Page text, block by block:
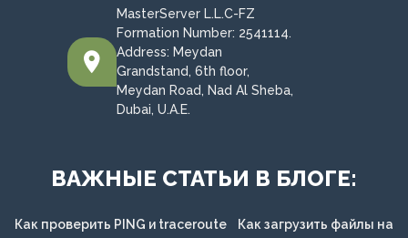
MasterServer L.L.C-FZ
Formation Number: 2541114.
Address: Meydan
Grandstand, 6th floor,
Meydan Road, Nad Al Sheba,
Dubai, U.A.E.
ВАЖНЫЕ СТАТЬИ В БЛОГЕ:
Как проверить PING и traceroute
Как загрузить файлы на